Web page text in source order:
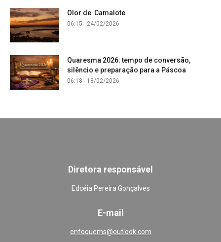
Olor de Camalote
06:15 - 24/02/2026
Quaresma 2026: tempo de conversão,
silêncio e preparação para a Páscoa
06:18 - 18/02/2026
Diretora responsável
Edcéia Pereira Gonçalves
E-mail
enfoquems@outlook.com